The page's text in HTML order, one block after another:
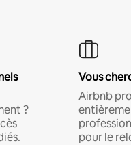
?
Vous
Airbnb
pour le